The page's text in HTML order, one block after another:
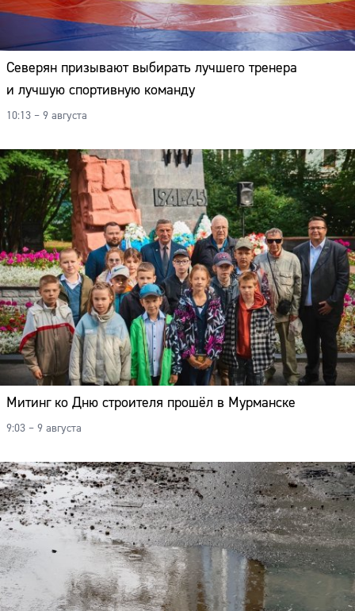
Северян призывают выбирать лучшего тренера
и лучшую спортивную команду
10:13 – 9 августа
Митинг ко Дню строителя прошёл в Мурманске
9:03 – 9 августа